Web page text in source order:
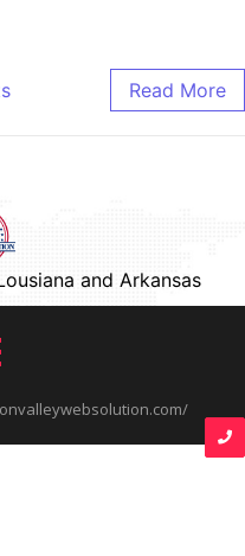
Read More
and Arkansas